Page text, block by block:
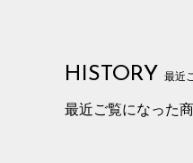
HISTORY 最近
最近ご覧になった